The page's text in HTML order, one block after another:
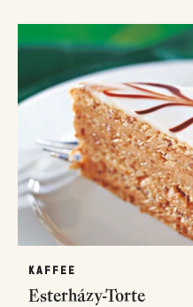
KAFFEE
Esterházy-Torte